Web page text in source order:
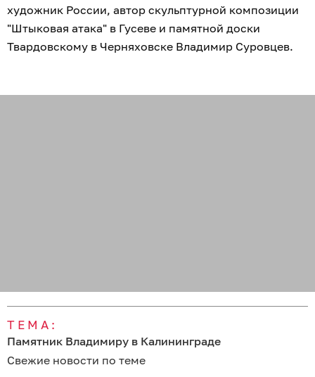
художник России, автор скульптурной композиции
"Штыковая атака" в Гусеве и памятной доски
Твардовскому в Черняховске Владимир Суровцев.
ТЕМА:
Памятник Владимиру в Калининграде
Свежие новости по теме